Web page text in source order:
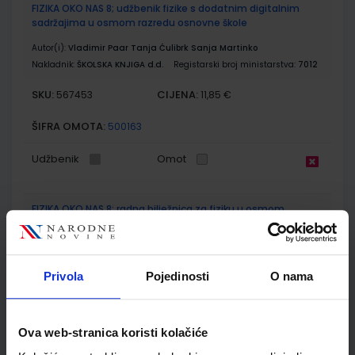
Privola Pojedinosti O nama
Ova web-stranica koristi kolačiće
FIZIKA OKO NAS 8; udžbenik fizike s dodatnim digitalnim
sadržajima u osmom razredu osnovne škole
Autor(i): Vladimir Paar Tanja Ćulibrk Sanja Martinko
Nakladnik: ŠKOLSKA KNJIGA d.d. Registarski broj ministarstva: 7012
SKU: 567453 CIJENA: 11,85 €
ŠIFRA OMOTA: 500163
Udžbenik Omot
FIZIKA OKO NAS 8; radna bilježnica za fiziku u osmom
razredu osnovne škole
DOM
ŠIFRA OMOTA: 500163